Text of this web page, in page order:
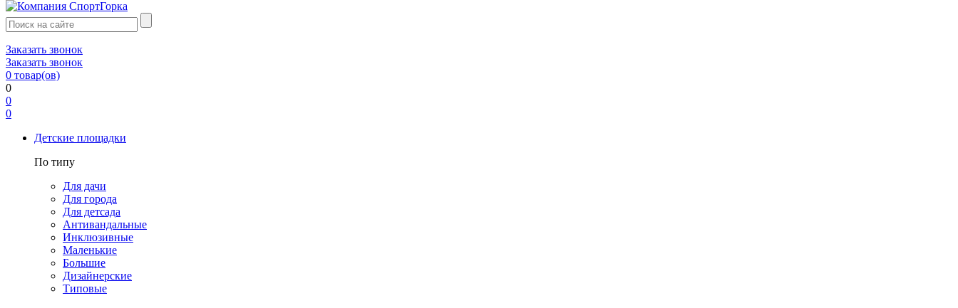
Заказать звонок
Заказать звонок
0 товар(ов)
0
0
0
Детские площадки
По типу
Для дачи
Для города
Для детсада
Антивандальные
Инклюзивные
Маленькие
Большие
Дизайнерские
Типовые